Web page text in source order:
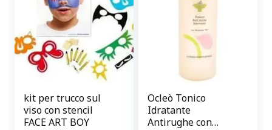
kit per trucco sul
viso con stencil
FACE ART BOY
Ocleò Tonico
Idratante
Antirughe con